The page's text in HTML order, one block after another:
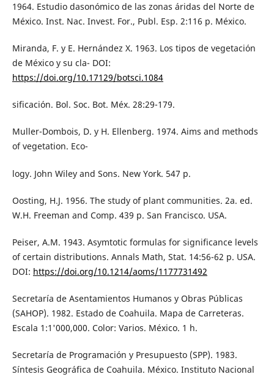
1964. Estudio dasonómico de las zonas áridas del Norte de
México. Inst. Nac. Invest. For., Publ. Esp. 2:116 p. México.
Miranda, F. y E. Hernández X. 1963. Los tipos de vegetación
de México y su cla- DOI:
https://doi.org/10.17129/botsci.1084
sificación. Bol. Soc. Bot. Méx. 28:29-179.
Muller-Dombois, D. y H. Ellenberg. 1974. Aims and methods
of vegetation. Eco-
logy. John Wiley and Sons. New York. 547 p.
Oosting, H.J. 1956. The study of plant communities. 2a. ed.
W.H. Freeman and Comp. 439 p. San Francisco. USA.
Peiser, A.M. 1943. Asymtotic formulas for significance levels
of certain distributions. Annals Math, Stat. 14:56-62 p. USA.
DOI: https://doi.org/10.1214/aoms/1177731492
Secretaría de Asentamientos Humanos y Obras Públicas
(SAHOP). 1982. Estado de Coahuila. Mapa de Carreteras.
Escala 1:1'000,000. Color: Varios. México. 1 h.
Secretaría de Programación y Presupuesto (SPP). 1983.
Síntesis Geográfica de Coahuila. México. Instituto Nacional